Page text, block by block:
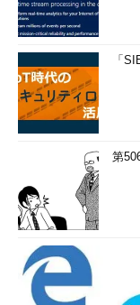
「
第